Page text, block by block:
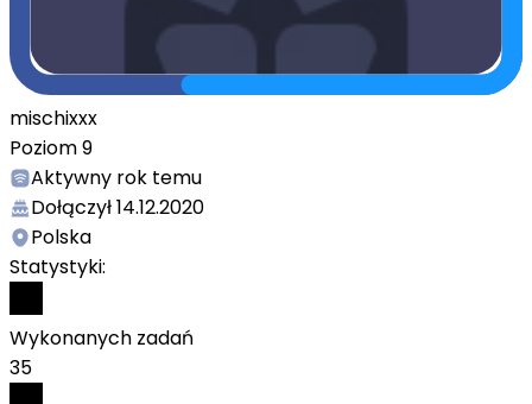
mischixxx
Poziom9
Aktywny rok temu
Dołączył14.12.2020
Polska
Statystyki:
Wykonanych zadań
35